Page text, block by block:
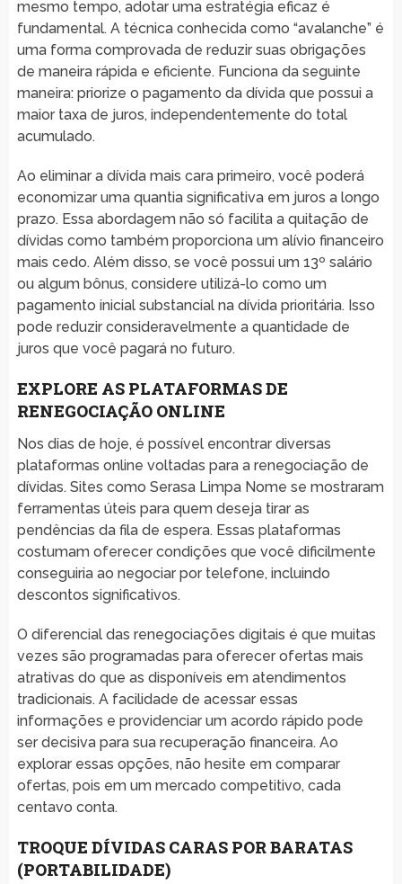
mesmo tempo, adotar uma estratégia eficaz é
fundamental. A técnica conhecida como “avalanche” é
uma forma comprovada de reduzir suas obrigações
de maneira rápida e eficiente. Funciona da seguinte
maneira: priorize o pagamento da dívida que possui a
maior taxa de juros, independentemente do total
acumulado.
Ao eliminar a dívida mais cara primeiro, você poderá
economizar uma quantia significativa em juros a longo
prazo. Essa abordagem não só facilita a quitação de
dívidas como também proporciona um alívio financeiro
mais cedo. Além disso, se você possui um 13º salário
ou algum bônus, considere utilizá-lo como um
pagamento inicial substancial na dívida prioritária. Isso
pode reduzir consideravelmente a quantidade de
juros que você pagará no futuro.
EXPLORE AS PLATAFORMAS DE
RENEGOCIAÇÃO ONLINE
Nos dias de hoje, é possível encontrar diversas
plataformas online voltadas para a renegociação de
dívidas. Sites como Serasa Limpa Nome se mostraram
ferramentas úteis para quem deseja tirar as
pendências da fila de espera. Essas plataformas
costumam oferecer condições que você dificilmente
conseguiria ao negociar por telefone, incluindo
descontos significativos.
O diferencial das renegociações digitais é que muitas
vezes são programadas para oferecer ofertas mais
atrativas do que as disponíveis em atendimentos
tradicionais. A facilidade de acessar essas
informações e providenciar um acordo rápido pode
ser decisiva para sua recuperação financeira. Ao
explorar essas opções, não hesite em comparar
ofertas, pois em um mercado competitivo, cada
centavo conta.
TROQUE DÍVIDAS CARAS POR BARATAS
(PORTABILIDADE)